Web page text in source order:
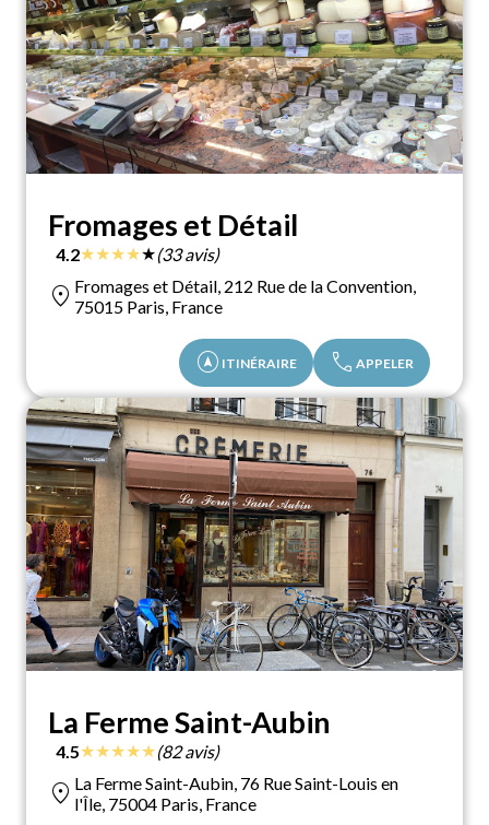
Fromages et Détail
4.2★★★★★(33 avis)
location_on Fromages et Détail, 212 Rue de la Convention,
75015 Paris, France
assistant_navigation ITINÉRAIRE call APPELER
La Ferme Saint-Aubin
4.5★★★★★(82 avis)
location_on La Ferme Saint-Aubin, 76 Rue Saint-Louis en
l'Île, 75004 Paris, France